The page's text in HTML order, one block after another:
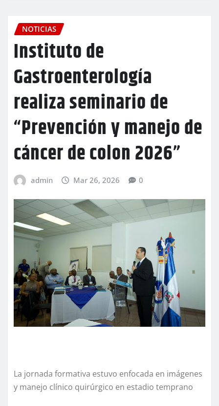
NOTICIAS
Instituto de
Gastroenterología
realiza seminario de
“Prevención y manejo de
cáncer de colon 2026”
admin Mar 26, 2026 0
La jornada formativa estuvo enfocada en imágenes
y manejo clínico quirúrgico en estadio temprano